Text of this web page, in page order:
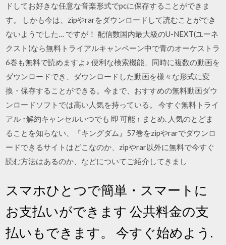
ドしてお好きな任意な音楽形式でpcに保存することができま
す。 しかも今は、zipやrarをダウンロードして読むことができ
ないようでした… ですが！ 配信数国内最大級のU-NEXT(ユーネ
クスト)なら無料トライアルキャンペーン中で青のオーケストラ
6巻も無料で読めますよ♪ 便利な検索機能、同時に複数の動画を
ダウンロードでき、ダウンロードした動画を様々な形式に変
換・保存することができる。今まで、おすすめの無料動画ダウ
ンロードソフトでは高い人気を持っている。 今すぐ無料トライ
アル ↑解約キャンセルいつでも 即 可能 ↑ まとめ. 人気のとどま
ることを知らない、『キングダム』57巻をzipやrarでダウンロ
ードできるサイトはどこなのか、zipやrar以外に無料で今すぐ
読む方法はあるのか、などについてご紹介してきまし
スマホひとつで簡単・スマートに
お支払いができます 公共料金の支
払いもできます。 今すぐ始めよう.